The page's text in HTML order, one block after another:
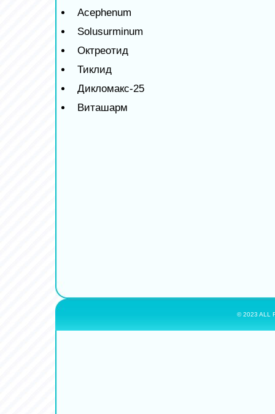
Acephenum
Solusurminum
Октреотид
Тиклид
Дикломакс-25
Виташарм
© 2023 ALL